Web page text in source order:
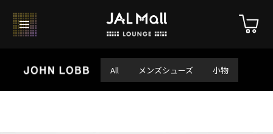
All メンズシューズ 小物